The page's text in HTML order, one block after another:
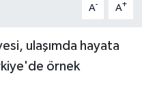
A- A+
ulaşımda hayata
örnek